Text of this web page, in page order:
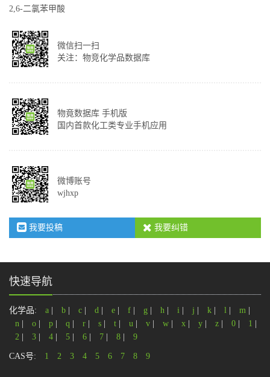
2,6-二氯苯甲酸
微信扫一扫
关注：物竞化学品数据库
物竟数据库 手机版
国内首款化工类专业手机应用
微博账号
wjhxp
我要投稿 我要纠错
快速导航
化学品: a b c d e f g h i j k l m
n
o p q r s t u v w x y z 0 1
2
3 4 5 6 7 8 9
CAS号: 1 2 3 4 5 6 7 8 9